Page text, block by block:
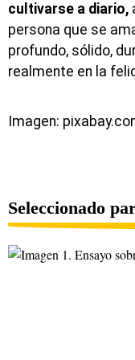
cultivarse a diario,
persona que se
profundo, sólido,
realmente en la
Imagen:
Seleccionado